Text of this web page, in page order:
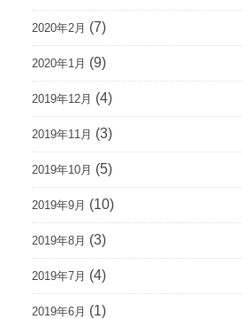
2020年2月 (7)
2020年1月 (9)
2019年12月 (4)
2019年11月 (3)
2019年10月 (5)
2019年9月 (10)
2019年8月 (3)
2019年7月 (4)
2019年6月 (1)